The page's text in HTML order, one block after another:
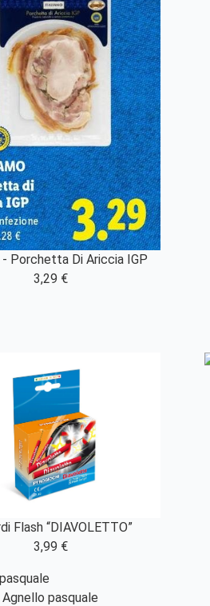
- Porchetta Di Ariccia IGP
3,29 €
Flash “DIAVOLETTO”
3,99 €
Agnello pasquale